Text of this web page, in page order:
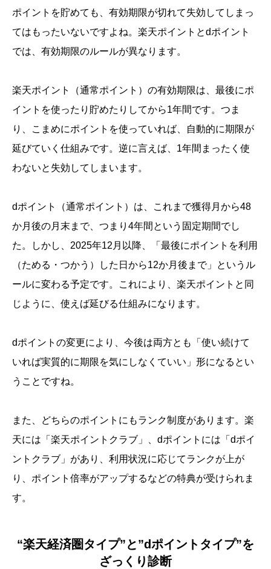
ポイントを貯めても、有効期限が切れて失効してしまっ
てはもったいないですよね。楽天ポイントとdポイント
では、有効期限のルールが異なります。
楽天ポイント（通常ポイント）の有効期限は、最後にポ
イントを使ったり貯めたりしてから1年間です。つま
り、こまめにポイントを使っていれば、自動的に期限が
延びていく仕組みです。逆に言えば、1年間まったく使
わないと失効してしまいます。
dポイント（通常ポイント）は、これまで獲得月から48
か月後の月末まで、つまり4年間という固定期間でし
た。しかし、2025年12月以降、「最後にポイントを利用
（ためる・つかう）した日から12か月後まで」というル
ールに変わる予定です。これにより、楽天ポイントと同
じように、使えば延びる仕組みになります。
dポイントの変更により、今後は両方とも「使い続けて
いれば実質的に期限を気にしなくていい」形になるとい
うことですね。
また、どちらのポイントにもランク制度があります。楽
天には「楽天ポイントクラブ」、dポイントには「dポイ
ントクラブ」があり、利用状況に応じてランクが上が
り、ポイント倍率がアップするなどの特典が受けられま
す。
“楽天経済圏タイプ”と”dポイントタイプ”を
ざっくり診断